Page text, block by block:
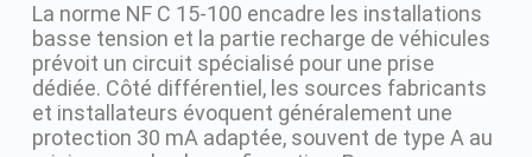
La norme NF C 15-100 encadre les installations
basse tension et la partie recharge de véhicules
prévoit un circuit spécialisé pour une prise
dédiée. Côté différentiel, les sources fabricants
et installateurs évoquent généralement une
protection 30 mA adaptée, souvent de type A au